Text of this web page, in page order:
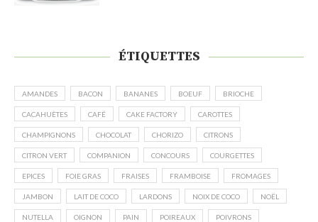
ÉTIQUETTES
AMANDES BACON BANANES BOEUF BRIOCHE
CACAHUÈTES CAFÉ CAKE FACTORY CAROTTES
CHAMPIGNONS CHOCOLAT CHORIZO CITRONS
CITRON VERT COMPANION CONCOURS COURGETTES
EPICES FOIE GRAS FRAISES FRAMBOISE FROMAGES
JAMBON LAIT DE COCO LARDONS NOIX DE COCO NOËL
NUTELLA OIGNON PAIN POIREAUX POIVRONS